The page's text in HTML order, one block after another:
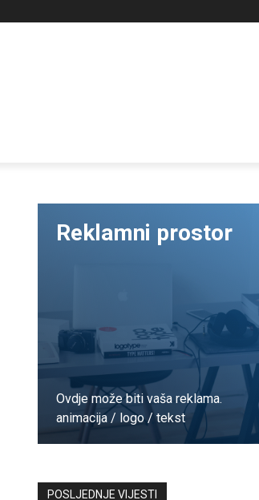
Reklamni prostor
Ovdje može biti vaša reklama.
animacija / logo / tekst
POSLJEDNJE VIJESTI